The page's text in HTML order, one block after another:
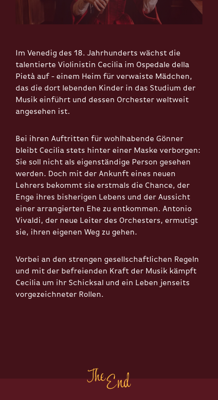
Im Venedig des 18. Jahrhunderts wächst die
talentierte Violinistin Cecilia im Ospedale della
Pietà auf - einem Heim für verwaiste Mädchen,
das die dort lebenden Kinder in das Studium der
Musik einführt und dessen Orchester weltweit
angesehen ist.
Bei ihren Auftritten für wohlhabende Gönner
bleibt Cecilia stets hinter einer Maske verborgen:
Sie soll nicht als eigenständige Person gesehen
werden. Doch mit der Ankunft eines neuen
Lehrers bekommt sie erstmals die Chance, der
Enge ihres bisherigen Lebens und der Aussicht
einer arrangierten Ehe zu entkommen. Antonio
Vivaldi, der neue Leiter des Orchesters, ermutigt
sie, ihren eigenen Weg zu gehen.
Vorbei an den strengen gesellschaftlichen Regeln
und mit der befreienden Kraft der Musik kämpft
Cecilia um ihr Schicksal und ein Leben jenseits
vorgezeichneter Rollen.